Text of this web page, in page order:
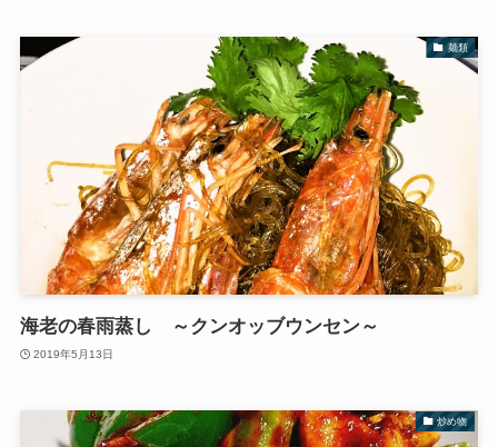
麺類
海老の春雨蒸し ～クンオッブウンセン～
2019年5月13日
炒め物